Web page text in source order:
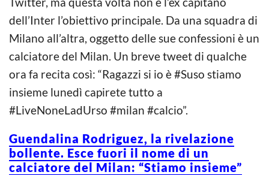
dell’Inter l’obiettivo principale. Da una squadra di
Milano all’altra, oggetto delle sue confessioni è un
calciatore del Milan. Un breve tweet di qualche
ora fa recita così: “Ragazzi si io è #Suso stiamo
insieme lunedì capirete tutto a
#LiveNoneLadUrso #milan #calcio”.
Guendalina Rodriguez, la rivelazione
bollente. Esce fuori il nome di un
calciatore del Milan: “Stiamo insieme”